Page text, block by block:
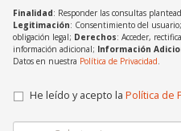
Finalidad: Responder las consultas
Legitimación: Consentimiento del usuario;
obligación legal; Derechos: Acceder,
información adicional; Información
Datos en nuestra Política de Privacidad.
He leído y acepto la Política de